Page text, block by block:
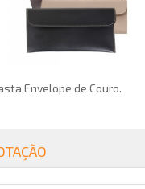
Envelope de Couro.